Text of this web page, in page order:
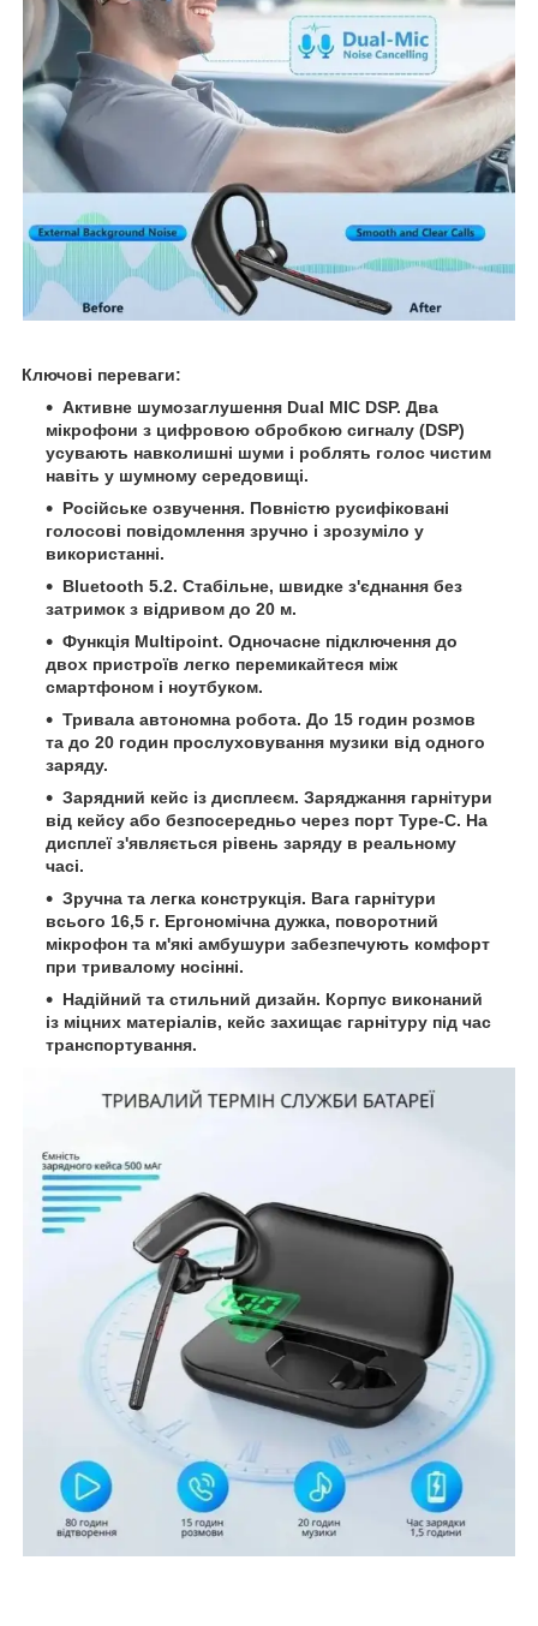
Ключові переваги:
Активне шумозаглушення Dual MIC DSP. Два
мікрофони з цифровою обробкою сигналу (DSP)
усувають навколишні шуми і роблять голос чистим
навіть у шумному середовищі.
Російське озвучення. Повністю русифіковані
голосові повідомлення зручно і зрозуміло у
використанні.
Bluetooth 5.2. Стабільне, швидке з'єднання без
затримок з відривом до 20 м.
Функція Multipoint. Одночасне підключення до
двох пристроїв легко перемикайтеся між
смартфоном і ноутбуком.
Тривала автономна робота. До 15 годин розмов
та до 20 годин прослуховування музики від одного
заряду.
Зарядний кейс із дисплеєм. Заряджання гарнітури
від кейсу або безпосередньо через порт Type-C. На
дисплеї з'являється рівень заряду в реальному
часі.
Зручна та легка конструкція. Вага гарнітури
всього 16,5 г. Ергономічна дужка, поворотний
мікрофон та м'які амбушури забезпечують комфорт
при тривалому носінні.
Надійний та стильний дизайн. Корпус виконаний
із міцних матеріалів, кейс захищає гарнітуру під час
транспортування.